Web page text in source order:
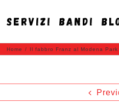
SERVIZI BANDI
Home / Il fabbro Franz al Modena Park